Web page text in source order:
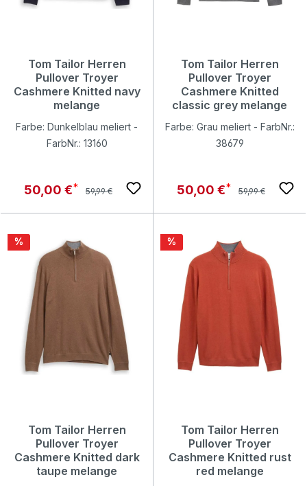
Tom Tailor Herren
Pullover Troyer
Cashmere Knitted navy
melange
Farbe: Dunkelblau meliert -
FarbNr.: 13160
Verkaufspreis:
50,00 € Regulärer Preis:
59,99 €
Tom Tailor Herren
Pullover Troyer
Cashmere Knitted
classic grey melange
Farbe: Grau meliert - FarbNr.:
38679
Verkaufspreis:
50,00 € Regulärer Preis:
59,99 €
Rabatt
%
Tom Tailor Herren
Pullover Troyer
Cashmere Knitted dark
taupe melange
Rabatt
%
Tom Tailor Herren
Pullover Troyer
Cashmere Knitted rust
red melange